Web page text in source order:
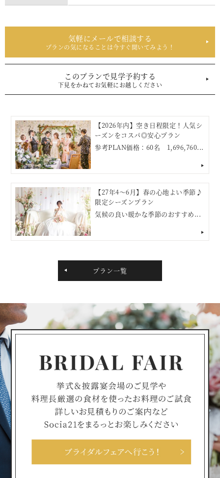
気軽にメールで相談する
プランの気になることは今すぐ聞いてみよう！
このプランで見学予約する
下見をかねてお気軽にお越しください
【2026年内】空き日程限定！人気シ
ーズンをコスパ◎安心プラン
参考PLAN価格：60名 1,696,760...
【27年4～6月】春の心地よい季節♪
限定シーズンプラン
気候の良い暖かな季節のおすすめ...
プラン一覧